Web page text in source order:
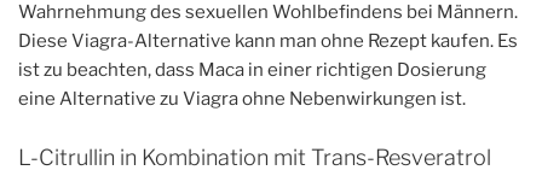
Wahrnehmung des sexuellen Wohlbefindens bei Männern.
Diese Viagra-Alternative kann man ohne Rezept kaufen. Es
ist zu beachten, dass Maca in einer richtigen Dosierung
eine Alternative zu Viagra ohne Nebenwirkungen ist.
L-Citrullin in Kombination mit Trans-Resveratrol